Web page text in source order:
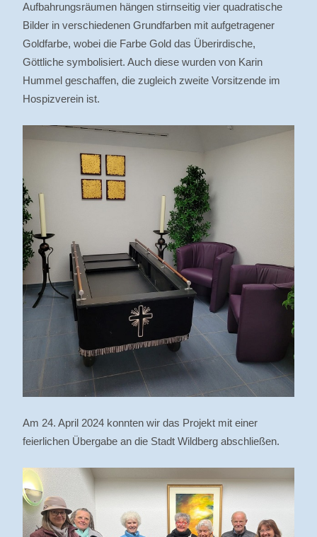
Aufbahrungsräumen hängen stirnseitig vier quadratische
Bilder in verschiedenen Grundfarben mit aufgetragener
Goldfarbe, wobei die Farbe Gold das Überirdische,
Göttliche symbolisiert. Auch diese wurden von Karin
Hummel geschaffen, die zugleich zweite Vorsitzende im
Hospizverein ist.
Am 24. April 2024 konnten wir das Projekt mit einer
feierlichen Übergabe an die Stadt Wildberg abschließen.